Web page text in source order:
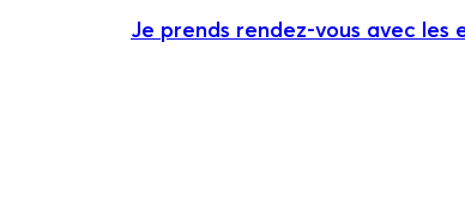
Je prends rendez-vous avec les